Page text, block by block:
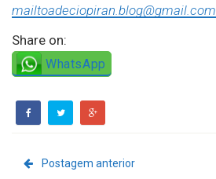
mailtoadeciopiran.blog@gmail.com
Share on:
WhatsApp
Postagem anterior